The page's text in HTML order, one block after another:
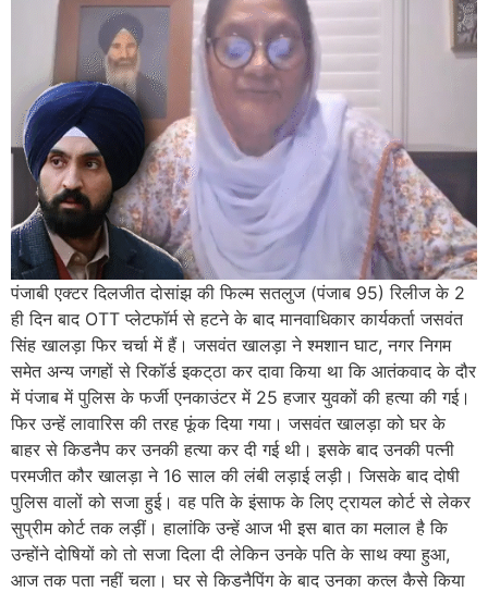
पंजाबी एक्टर दिलजीत दोसांझ की फिल्म सतलुज (पंजाब 95) रिलीज के 2
ही दिन बाद OTT प्लेटफॉर्म से हटने के बाद मानवाधिकार कार्यकर्ता जसवंत
सिंह खालड़ा फिर चर्चा में हैं। जसवंत खालड़ा ने श्मशान घाट, नगर निगम
समेत अन्य जगहों से रिकॉर्ड इकट्‌ठा कर दावा किया था कि आतंकवाद के दौर
में पंजाब में पुलिस के फर्जी एनकाउंटर में 25 हजार युवकों की हत्या की गई।
फिर उन्हें लावारिस की तरह फूंक दिया गया। जसवंत खालड़ा को घर के
बाहर से किडनैप कर उनकी हत्या कर दी गई थी। इसके बाद उनकी पत्नी
परमजीत कौर खालड़ा ने 16 साल की लंबी लड़ाई लड़ी। जिसके बाद दोषी
पुलिस वालों को सजा हुई। वह पति के इंसाफ के लिए ट्रायल कोर्ट से लेकर
सुप्रीम कोर्ट तक लड़ीं। हालांकि उन्हें आज भी इस बात का मलाल है कि
उन्होंने दोषियों को तो सजा दिला दी लेकिन उनके पति के साथ क्या हुआ,
आज तक पता नहीं चला। घर से किडनैपिंग के बाद उनका कत्ल कैसे किया